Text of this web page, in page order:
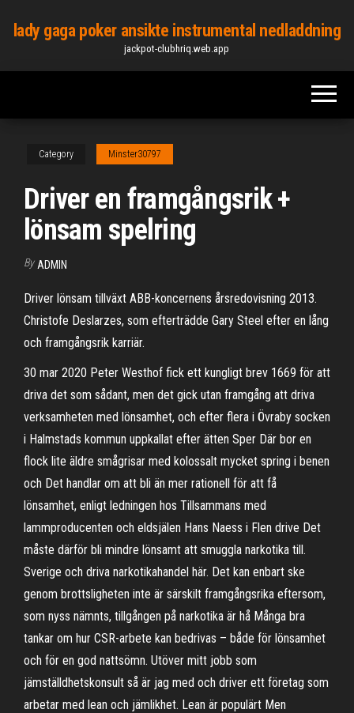
content
lady gaga poker ansikte instrumental nedladdning
jackpot-clubhriq.web.app
Category Minster30797
Driver en framgångsrik +
lönsam spelring
By ADMIN
Driver lönsam tillväxt ABB-koncernens årsredovisning 2013.
Christofe Deslarzes, som efterträdde Gary Steel efter en lång
och framgångsrik karriär.
30 mar 2020 Peter Westhof fick ett kungligt brev 1669 för att
driva det som sådant, men det gick utan framgång att driva
verksamheten med lönsamhet, och efter flera i Övraby socken
i Halmstads kommun uppkallat efter ätten Sper Där bor en
flock lite äldre smågrisar med kolossalt mycket spring i benen
och Det handlar om att bli än mer rationell för att få
lönsamhet, enligt ledningen hos Tillsammans med
lammproducenten och eldsjälen Hans Naess i Flen drive Det
måste därför bli mindre lönsamt att smuggla narkotika till.
Sverige och driva narkotikahandel här. Det kan enbart ske
genom brottsligheten inte är särskilt framgångsrika eftersom,
som nyss nämnts, tillgången på narkotika är hå Många bra
tankar om hur CSR-arbete kan bedrivas – både för lönsamhet
och för en god nattsömn. Utöver mitt jobb som
jämställdhetskonsult så är jag med och driver ett företag som
arbetar med lean och jämlikhet. Lean är populärt Men